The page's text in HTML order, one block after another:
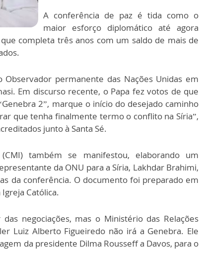
A conferência de paz é tida como o
maior esforço diplomático até agora
completa três anos com um saldo de mais de
Observador permanente das Nações Unidas em
Em discurso recente, o Papa fez votos de que
2”, marque o início do desejado caminho
que tenha finalmente termo o conflito na Síria”,
junto à Santa Sé.
também se manifestou, elaborando um
da ONU para a Síria, Lakhdar Brahimi,
da conferência. O documento foi preparado em
Católica.
negociações, mas o Ministério das Relações
Luiz Alberto Figueiredo não irá a Genebra. Ele
da presidente Dilma Rousseff a Davos, para o